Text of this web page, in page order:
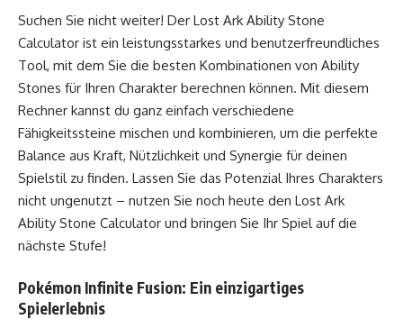
Suchen Sie nicht weiter! Der Lost Ark Ability Stone
Calculator ist ein leistungsstarkes und benutzerfreundliches
Tool, mit dem Sie die besten Kombinationen von Ability
Stones für Ihren Charakter berechnen können. Mit diesem
Rechner kannst du ganz einfach verschiedene
Fähigkeitssteine ​​mischen und kombinieren, um die perfekte
Balance aus Kraft, Nützlichkeit und Synergie für deinen
Spielstil zu finden. Lassen Sie das Potenzial Ihres Charakters
nicht ungenutzt – nutzen Sie noch heute den Lost Ark
Ability Stone Calculator und bringen Sie Ihr Spiel auf die
nächste Stufe!
Pokémon Infinite Fusion: Ein einzigartiges
Spielerlebnis